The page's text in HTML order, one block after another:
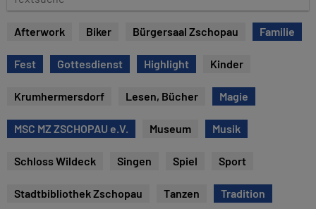
e
s
u
e
Afterwork Biker Bürgersaal Zschopau Familie
Fest Gottesdienst Highlight Kinder
Krumhermersdorf Lesen, Bücher Magie
MSC MZ ZSCHOPAU e.V. Museum Musik
Schloss Wildeck Singen Spiel Sport
Stadtbibliothek Zschopau Tanzen Tradition